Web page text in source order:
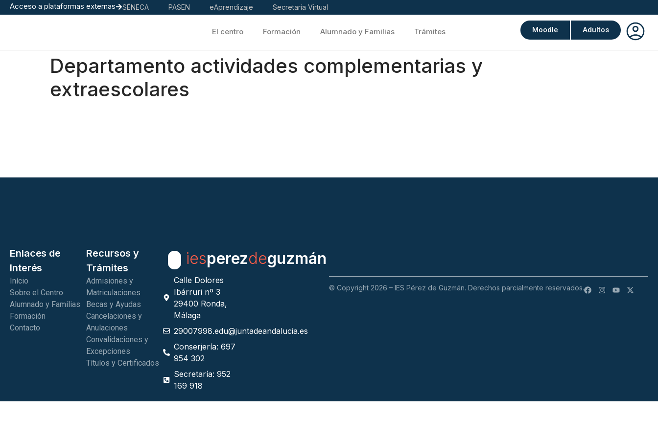
Acceso a plataformas externas SÉNECA PASEN eAprendizaje Secretaría Virtual
El centro Formación Alumnado y Familias Trámites Moodle Adultos
Departamento actividades complementarias y
extraescolares
Enlaces de
Interés
Início
Sobre el Centro
Alumnado y Familias
Formación
Contacto
Recursos y
Trámites
Admisiones y
Matriculaciones
Becas y Ayudas
Cancelaciones y
Anulaciones
Convalidaciones y
Excepciones
Títulos y Certificados
iesperezdeguzmán
Calle Dolores
Ibárruri nº 3
29400 Ronda,
Málaga
29007998.edu@juntadeandalucia.es
Conserjería: 697
954 302
Secretaría: 952
169 918
© Copyright 2026 – IES Pérez de Guzmán. Derechos parcialmente reservados.